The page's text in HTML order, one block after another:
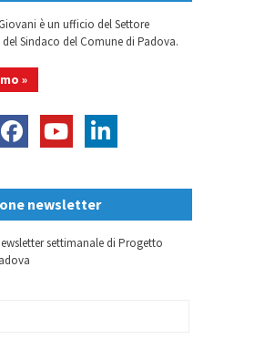
è un ufficio del Settore
Sindaco del Comune di Padova.
»
newsletter
settimanale di Progetto